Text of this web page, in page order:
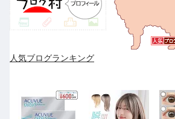
人気ブログランキング